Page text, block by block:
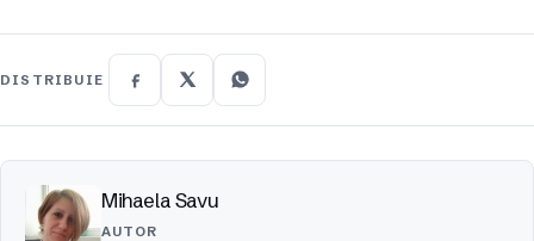
DISTRIBUIE
Mihaela Savu
AUTOR